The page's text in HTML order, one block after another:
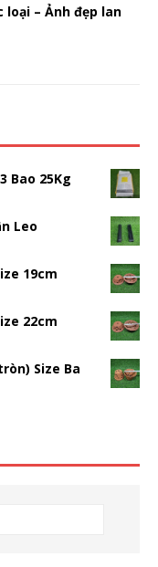
loại – Ảnh đẹp lan
Bao 25Kg
Leo
19cm
22cm
Size Ba